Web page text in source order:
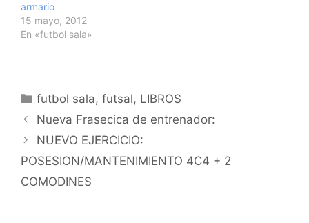
armario
15 mayo, 2012
En «futbol sala»
Categorías
futbol sala,futsal, LIBROS
Navegación
de
Nueva Frasecica de entrenador:
NUEVO EJERCICIO:
POSESION/MANTENIMIENTO 4C4 + 2
COMODINES